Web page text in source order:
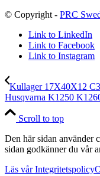
© Copyright - PRC
Link to LinkedIn
Link to Facebook
Link to Instagram
Kullager 17X40X12
Husqvarna K1250
Scroll to top
Den här sidan använder
sidan godkänner du vår
Läs vår Integritetspolicy